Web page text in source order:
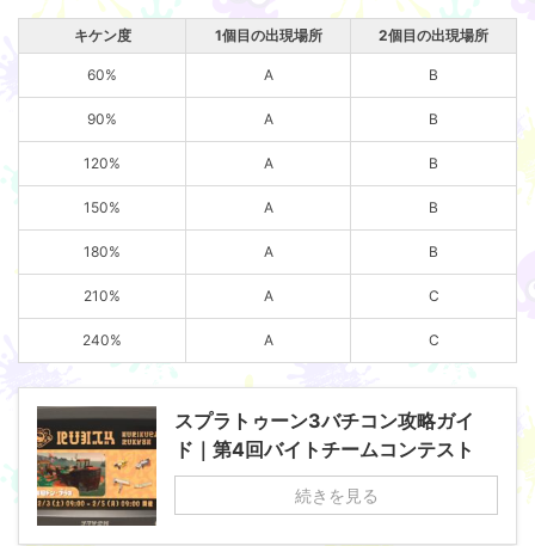
キケン度 1個目の出現場所 2個目の出現場所
60% A B
90% A B
120% A B
150% A B
180% A B
210% A C
240% A C
スプラトゥーン3バチコン攻略ガイ
ド｜第4回バイトチームコンテスト
続きを見る